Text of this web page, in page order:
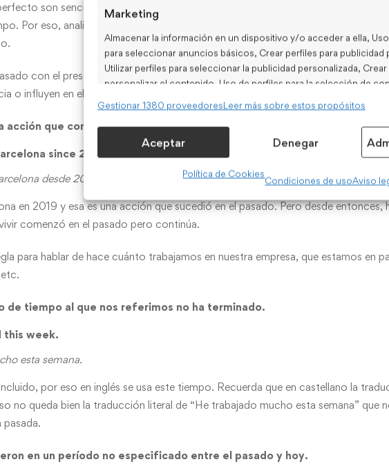
Marketing
Almacenar la información en un dispositivo y/o acceder a ella,
para seleccionar anuncios básicos, Crear perfiles para publicidad
Utilizar perfiles para seleccionar la publicidad personalizada, Crear
personalizar el contenido, Uso de perfiles para la selección de
objetivo de seleccionar el contenido.
Características
Cotejo y combinación de datos procedentes de otras fuentes de
dispositivos en función de la información transmitida de forma
automática.
Garantizar la seguridad, evitar y detectar fraudes, y
privacidad.
Gestionar 1380 proveedoresLeer más sobre estos propósitos
Aceptar Denegar
Política de Cookies
Condiciones de usoAviso
son sencillas y solemos entenderlas inmediatamente. Pero la aplicación en
Por eso, analizaremos detenidamente cada uso y pensaremos ejemplos que
con el presente. Señala eventos que sucedieron en el pasado pero que de
o influyen en el presente.
acción que comenzó en el pasado pero continúa en el presente.
since 2019.
desde 2019.
en 2019 y esa es una acción que sucedió en el pasado. Pero desde entonces,
comenzó en el pasado pero continúa.
para hablar de hace cuánto trabajamos en nuestra empresa, que estamos en
de tiempo al que nos referimos no ha terminado.
this week.
esta semana.
por eso en inglés se usa este tiempo. Recuerda que en castellano la
no queda bien la traducción literal de “He trabajado mucho esta semana” que
pasada.
en un período no especificado entre el pasado y hoy.